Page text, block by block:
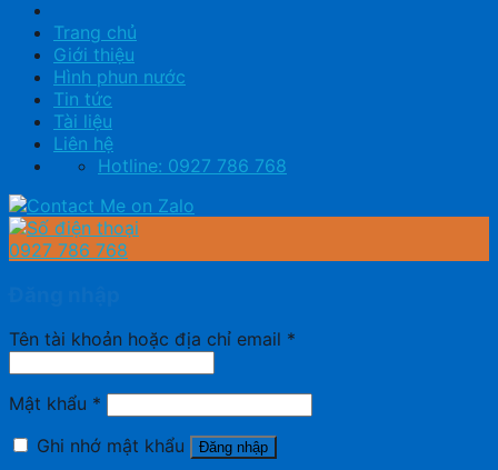
Trang chủ
Giới thiệu
Hình phun nước
Tin tức
Tài liệu
Liên hệ
Hotline: 0927 786 768
0927 786 768
Tên tài khoản hoặc địa chỉ email *
Mật khẩu *
Ghi nhớ mật khẩu
Đăng nhập